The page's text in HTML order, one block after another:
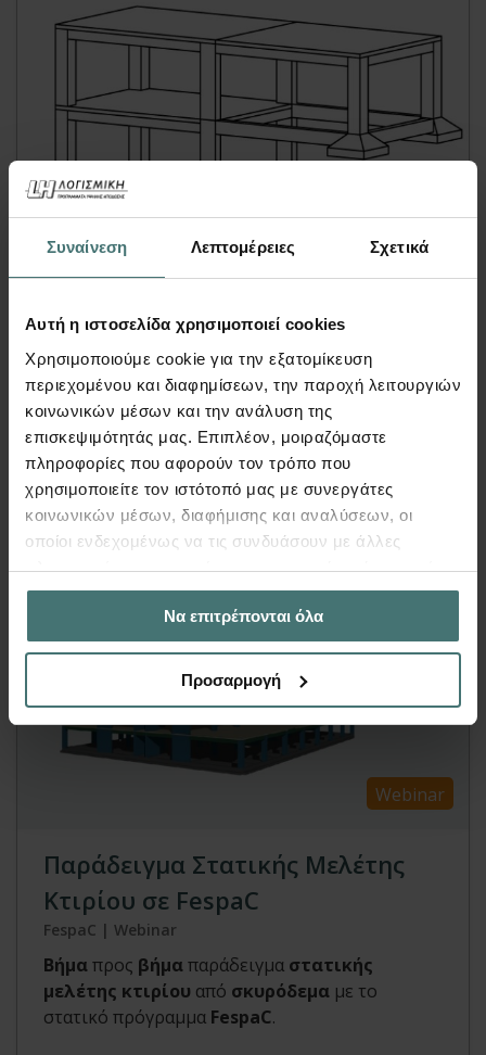
Συναίνεση Λεπτομέρειες Σχετικά
Αυτή η ιστοσελίδα χρησιμοποιεί cookies
Χρησιμοποιούμε cookie για την εξατομίκευση
περιεχομένου και διαφημίσεων, την παροχή λειτουργιών
κοινωνικών μέσων και την ανάλυση της
επισκεψιμότητάς μας. Επιπλέον, μοιραζόμαστε
πληροφορίες που αφορούν τον τρόπο που
χρησιμοποιείτε τον ιστότοπό μας με συνεργάτες
κοινωνικών μέσων, διαφήμισης και αναλύσεων, οι
οποίοι ενδεχομένως να τις συνδυάσουν με άλλες
πληροφορίες που τους έχετε παραχωρήσει ή τις οποίες
έχουν συλλέξει σε σχέση με την από μέρους σας χρήση
των υπηρεσιών τους.Να επιτρέπονται όλα
Προσαρμογή
Tutorial
ανισόσταθμη θεμελίωση;
FespaC | Tutorial
Περιγραφή ορόφου 0. Περιγράφεται ολόκληρη
η κάτοψη μαζί με τα ...
Περισσότερα
Webinar
Παράδειγμα Στατικής Μελέτης
Κτιρίου σε FespaC
FespaC | Webinar
Βήμαπρος βήμαπαράδειγμα στατικής
μελέτης κτιρίου από σκυρόδεμα με το
στατικό πρόγραμμα FespaC.